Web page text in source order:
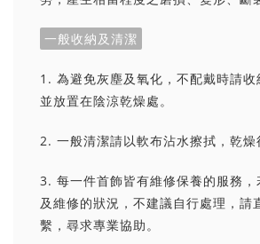
一般收納及清潔
1. 為避免灰塵及氧化，不配戴時請收
並放置在陰涼乾燥處。
2. 一般清潔請以軟布沾水擦拭，乾燥
3. 每一件首飾皆有維修保養的服務，
及維修的狀況，不建議自行處理，請
繫，尋求專業協助。